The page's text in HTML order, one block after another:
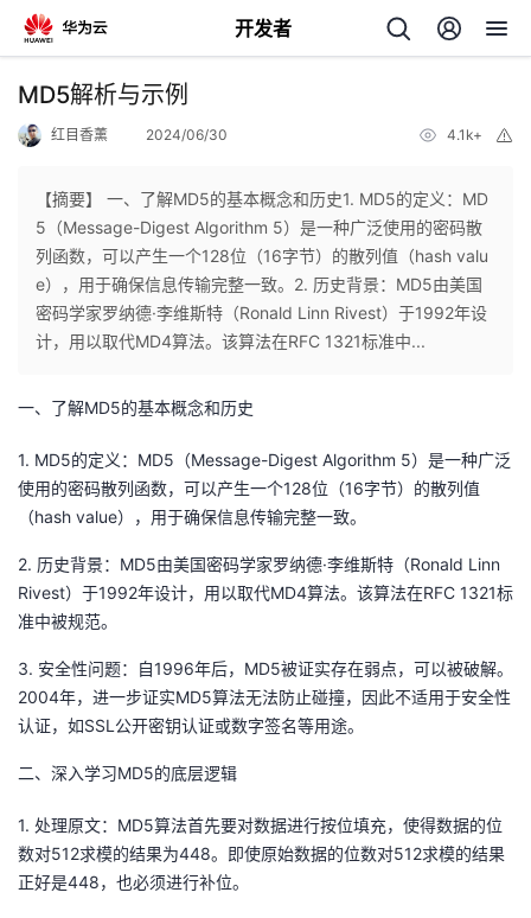
开发者
返
个
人
页
我
开
发
者
我
的
我
坛
圈
的
我
MD5解析与示例
红目香薰 2024/06/30 4.1k+
【摘要】 一、了解MD5的基本概念和历史1. MD5的定义：MD
5（Message-Digest Algorithm 5）是一种广泛使用的密码散
列函数，可以产生一个128位（16字节）的散列值（hash valu
e），用于确保信息传输完整一致。2. 历史背景：MD5由美国
密码学家罗纳德·李维斯特（Ronald Linn Rivest）于1992年设
计，用以取代MD4算法。该算法在RFC 1321标准中...
一、了解MD5的基本概念和历史
1. MD5的定义：MD5（Message-Digest Algorithm 5）是一种广泛
使用的密码散列函数，可以产生一个128位（16字节）的散列值
（hash value），用于确保信息传输完整一致。
2. 历史背景：MD5由美国密码学家罗纳德·李维斯特（Ronald Linn
Rivest）于1992年设计，用以取代MD4算法。该算法在RFC 1321标
准中被规范。
3. 安全性问题：自1996年后，MD5被证实存在弱点，可以被破解。
2004年，进一步证实MD5算法无法防止碰撞，因此不适用于安全性
认证，如SSL公开密钥认证或数字签名等用途。
二、深入学习MD5的底层逻辑
1. 处理原文：MD5算法首先要对数据进行按位填充，使得数据的位
数对512求模的结果为448。即使原始数据的位数对512求模的结果
正好是448，也必须进行补位。